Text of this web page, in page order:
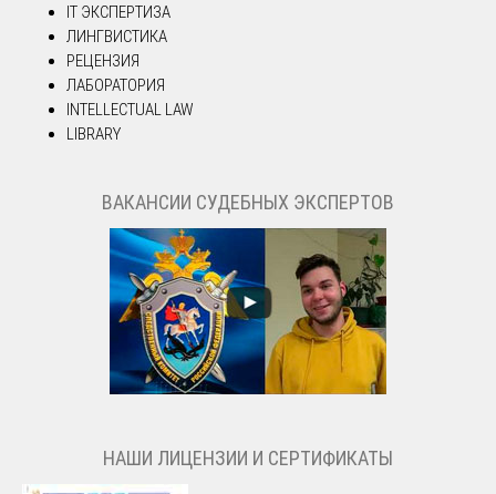
IT ЭКСПЕРТИЗА
ЛИНГВИСТИКА
РЕЦЕНЗИЯ
ЛАБОРАТОРИЯ
INTELLECTUAL LAW
LIBRARY
ВАКАНСИИ СУДЕБНЫХ ЭКСПЕРТОВ
НАШИ ЛИЦЕНЗИИ И СЕРТИФИКАТЫ